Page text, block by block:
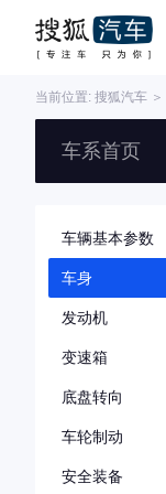
当前位置: 搜狐汽车 ＞
车系首页
车辆基本参数
车身
发动机
变速箱
底盘转向
车轮制动
安全装备